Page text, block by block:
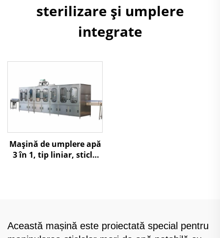
sterilizare și umplere
integrate
Mașină de umplere apă
3 în 1, tip liniar, sticlă
Această mașină este proiectată special pentru